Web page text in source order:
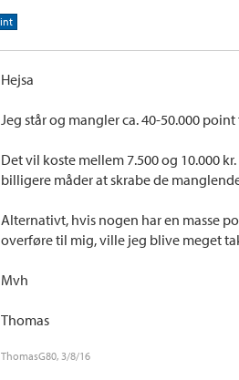
Hejsa
Jeg står og mangler ca. 40-50.000
Det vil koste mellem 7.500 og 10.000
billigere måder at skrabe de
Alternativt, hvis nogen har en masse
overføre til mig, ville jeg blive meget
Mvh
Thomas
ThomasG80, 3/8/16